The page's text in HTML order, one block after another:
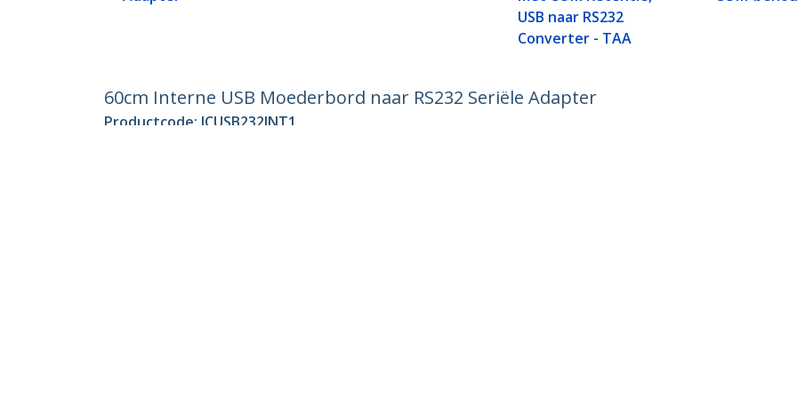
USB naar RS232
Converter - TAA
60cm Interne USB Moederbord naar RS232 Seriële Adapter
Productcode: ICUSB232INT1